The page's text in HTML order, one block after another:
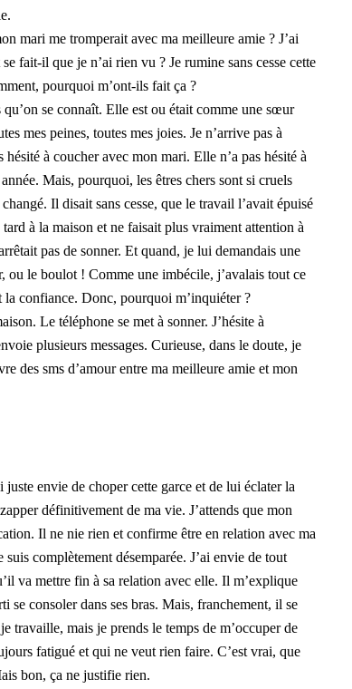
mari me tromperait avec ma meilleure amie ? J’ai
fait-il que je n’ai rien vu ? Je rumine sans cesse cette
pourquoi m’ont-ils fait ça ?
se connaît. Elle est ou était comme une sœur
mes peines, toutes mes joies. Je n’arrive pas à
hésité à coucher avec mon mari. Elle n’a pas hésité à
Mais, pourquoi, les êtres chers sont si cruels
Il disait sans cesse, que le travail l’avait épuisé
à la maison et ne faisait plus vraiment attention à
pas de sonner. Et quand, je lui demandais une
ou le boulot ! Comme une imbécile, j’avalais tout ce
la confiance. Donc, pourquoi m’inquiéter ?
Le téléphone se met à sonner. J’hésite à
plusieurs messages. Curieuse, dans le doute, je
des sms d’amour entre ma meilleure amie et mon
envie de choper cette garce et de lui éclater la
définitivement de ma vie. J’attends que mon
Il ne nie rien et confirme être en relation avec ma
complètement désemparée. J’ai envie de tout
va mettre fin à sa relation avec elle. Il m’explique
se consoler dans ses bras. Mais, franchement, il se
travaille, mais je prends le temps de m’occuper de
fatigué et qui ne veut rien faire. C’est vrai, que
bon, ça ne justifie rien.